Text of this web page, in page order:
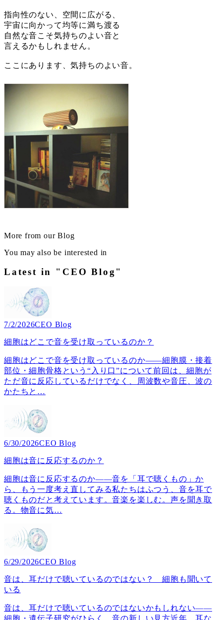
指向性のない、空間に広がる、
宇宙に向かって均等に満ち渡る
自然な音こそ気持ちのよい音と
言えるかもしれません。
ここにあります、気持ちのよい音。
More from our Blog
You may also be interested in
Latest in "CEO Blog"
7/2/2026CEO Blog
細胞はどこで音を受け取っているのか？
細胞はどこで音を受け取っているのか――細胞膜・接着
部位・細胞骨格という“入り口”について前回は、細胞が
ただ音に反応しているだけでなく、周波数や音圧、波の
かたちと …
6/30/2026CEO Blog
細胞は音に反応するのか？
細胞は音に反応するのか――音を「耳で聴くもの」か
ら、もう一度考え直してみる私たちはふつう、音を耳で
聴くものだと考えています。音楽を楽しむ。声を聞き取
る。物音に気…
6/29/2026CEO Blog
音は、耳だけで聴いているのではない？ 細胞も聞いて
いる
音は、耳だけで聴いているのではないかもしれない――